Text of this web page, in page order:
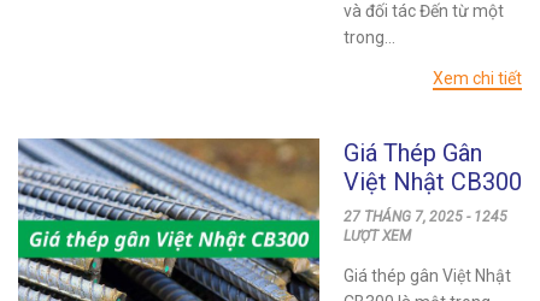
và đối tác Đến từ một
trong...
Xem chi tiết
Giá Thép Gân
Việt Nhật CB300
Cập Nhật Mới
Nhất Hôm Nay
27 THÁNG 7, 2025 - 1245
LƯỢT XEM
Giá thép gân Việt Nhật